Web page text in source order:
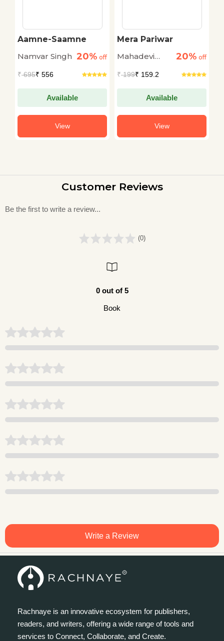
Aamne-Saamne
Namvar Singh 20% off
₹695₹ 556
Available
View
Mera Pariwar
Mahadevi
20% off
₹199₹ 159.2
Available
View
Customer Reviews
Be the first to write a review...
(0)
0 out of 5
Book
Write a Review
Rachnaye is an innovative ecosystem for publishers,
readers, and writers, offering a wide range of tools and
services to Connect, Collaborate, and Create.